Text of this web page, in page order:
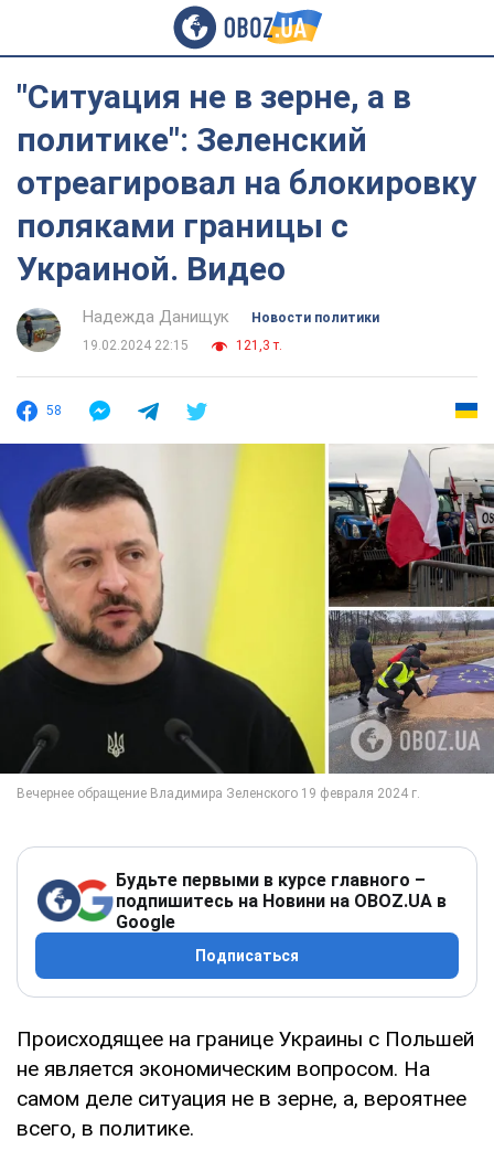
"Ситуация не в зерне, а в
политике": Зеленский
отреагировал на блокировку
поляками границы с
Украиной. Видео
Надежда Данищук
Новости политики
19.02.2024 22:15
121,3 т.
58
Будьте первыми в курсе главного –
подпишитесь на Новини на OBOZ.UA в
Google
Подписаться
Происходящее на границе Украины с Польшей
не является экономическим вопросом. На
самом деле ситуация не в зерне, а, вероятнее
всего, в политике.